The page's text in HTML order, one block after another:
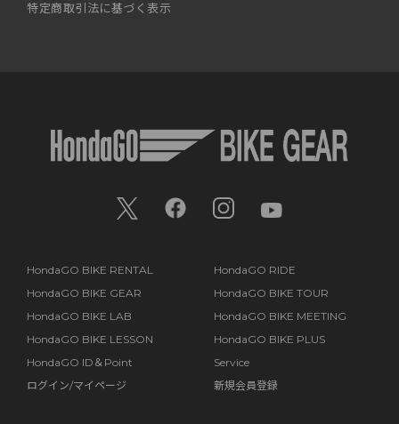
特定商取引法に基づく表示
HondaGO BIKE RENTAL
HondaGO RIDE
HondaGO BIKE GEAR
HondaGO BIKE TOUR
HondaGO BIKE LAB
HondaGO BIKE MEETING
HondaGO BIKE LESSON
HondaGO BIKE PLUS
HondaGO ID＆Point
Service
ログイン/マイページ
新規会員登録